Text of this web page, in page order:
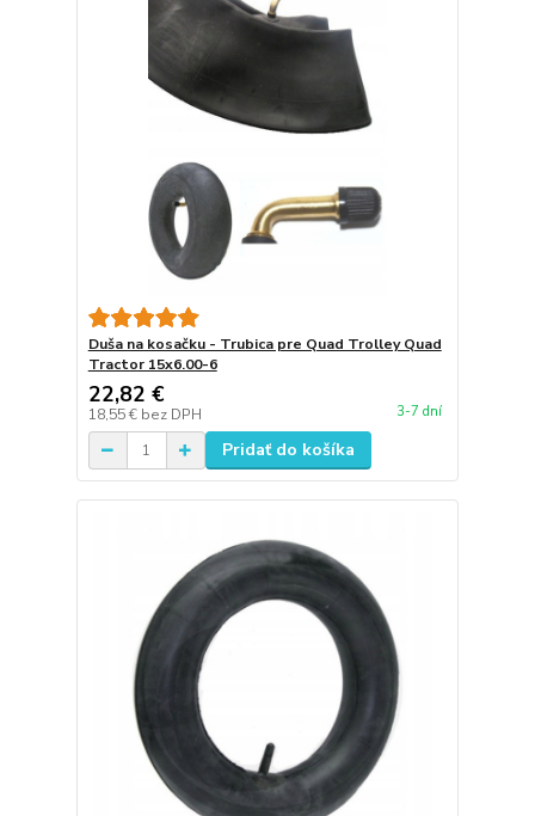
Duša na kosačku - Trubica pre Quad Trolley Quad
Tractor 15x6.00-6
22,82 €
18,55 € bez DPH 3-7 dní
Pridať do košíka